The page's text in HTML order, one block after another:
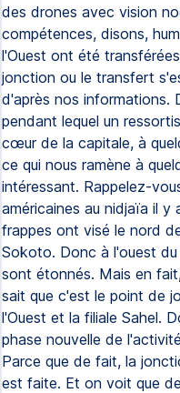
des drones avec vision
compétences, disons,
l'Ouest ont été
jonction ou le transfert
d'après nos informations.
pendant lequel un
cœur de la capitale, à
ce qui nous ramène à
intéressant. Rappelez-
américaines au nidjaïa il y
frappes ont visé le nord
Sokoto. Donc à l'ouest
sont étonnés. Mais en
sait que c'est le point de
l'Ouest et la filiale Sahel.
phase nouvelle de
Parce que de fait, la
est faite. Et on voit que